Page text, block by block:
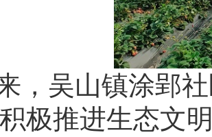
，吴山镇涂郢
极推进生态文